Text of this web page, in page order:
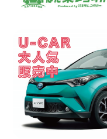
☆ お盆
佐渡
ご注意
楽しい
お願い